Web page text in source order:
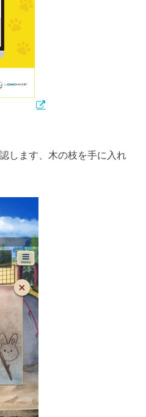
します、木の枝を手に入れ